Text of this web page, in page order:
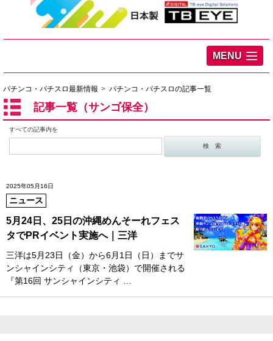
MENU
パチンコ・パチスロ最新情報 パチンコ・パチスロの記事一覧
記事一覧（サンゴ保全）
すべての記事内を
2025年05月16日
ニュース
5月24日、25日の沖縄めんそーれフェス
タでPRイベント実施へ｜三洋
三洋は5月23日（金）から6月1日（日）までサ
ンシャインシティ（東京・池袋）で開催される
『第16回 サンシャインシティ …